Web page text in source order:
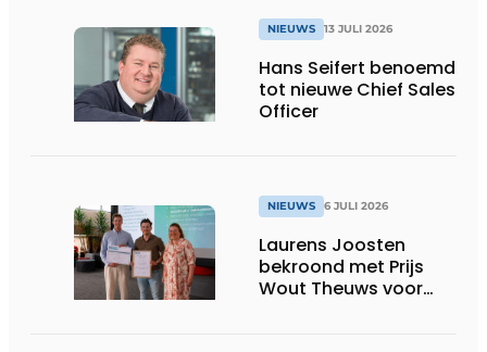
NIEUWS 13 JULI 2026
Hans Seifert benoemd
tot nieuwe Chief Sales
Officer
NIEUWS 6 JULI 2026
Laurens Joosten
bekroond met Prijs
Wout Theuws voor